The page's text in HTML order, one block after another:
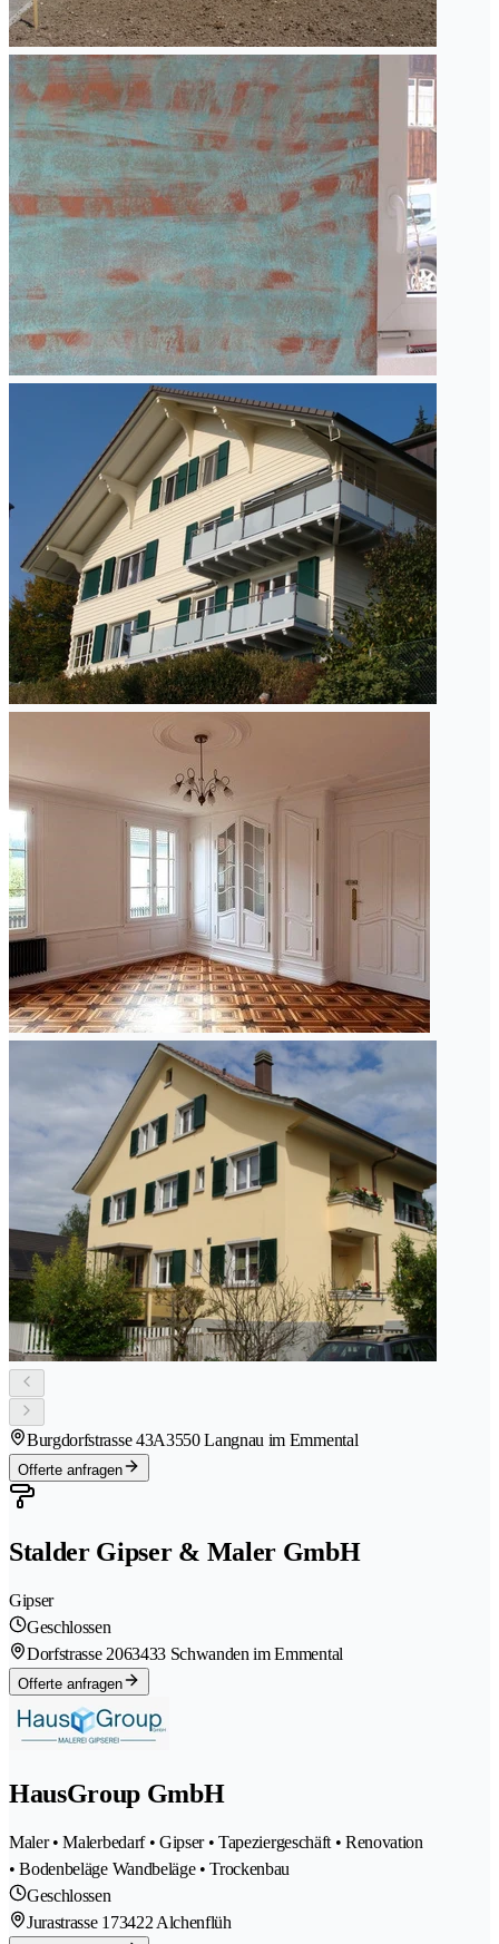
Burgdorfstrasse 43A3550 Langnau im Emmental
Offerte anfragen
Stalder Gipser & Maler GmbH
Gipser
Geschlossen
Dorfstrasse 2063433 Schwanden im Emmental
Offerte anfragen
HausGroup GmbH
Maler • Malerbedarf • Gipser • Tapeziergeschäft • Renovation
• Bodenbeläge Wandbeläge • Trockenbau
Geschlossen
Jurastrasse 173422 Alchenflüh